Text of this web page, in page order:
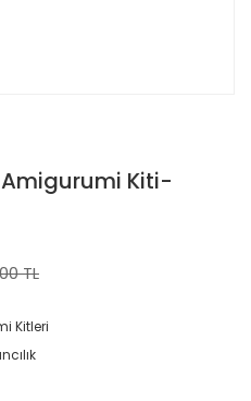
Kiti-
TL
Kitleri